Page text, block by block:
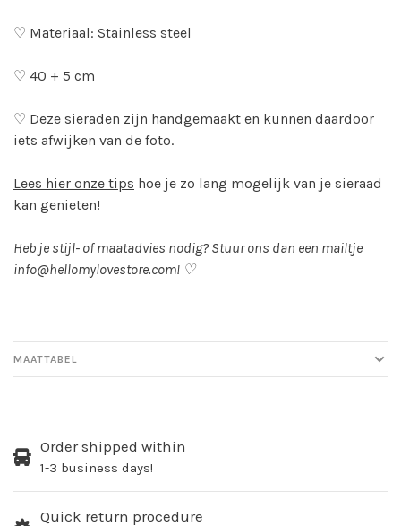
♡ Materiaal: Stainless steel
♡ 40 + 5 cm
♡ Deze sieraden zijn handgemaakt en kunnen daardoor
iets afwijken van de foto.
Lees hier onze tips hoe je zo lang mogelijk van je sieraad
kan genieten!
Heb je stijl- of maatadvies nodig? Stuur ons dan een mailtje
info@hellomylovestore.com! ♡
MAATTABEL
Order shipped within
1-3 business days!
Quick return procedure